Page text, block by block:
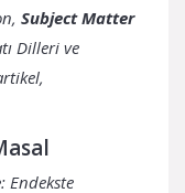
Subject Matter
Dilleri ve
: Endekste